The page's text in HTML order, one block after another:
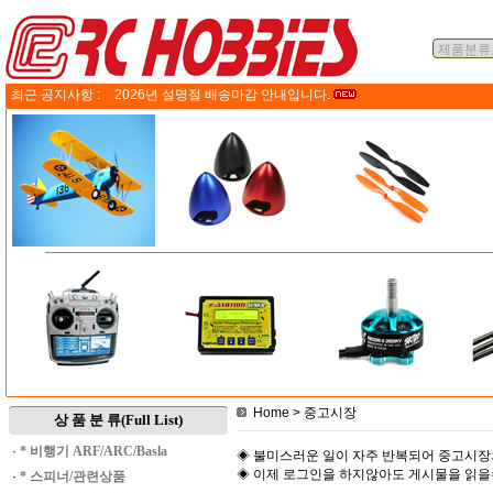
최근 공지사항 : 2026년 설명절 배송마감 안내입니다.
상 품 분 류(Full List)
· * 비행기 ARF/ARC/Basla
· * 스피너/관련상품
Home > 중고시장
◈ 불미스러운 일이 자주 반복되어 중고시
◈ 이제 로그인을 하지않아도 게시물을 읽